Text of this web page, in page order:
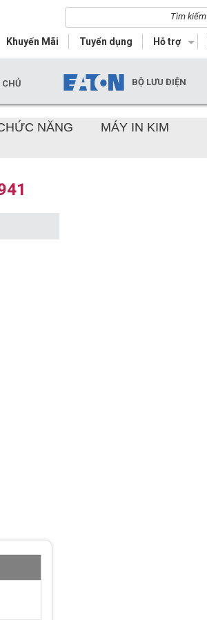
Tìm kiếm
Khuyến Mãi Tuyển dụng Hỗ trợ
BỘ LƯU ĐIỆN
NĂNG
MÁY IN KIM